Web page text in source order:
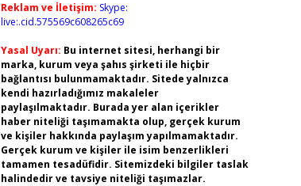
Reklam ve İletişim: Skype:
live:.cid.575569c608265c69
Yasal Uyarı: Bu internet sitesi, herhangi bir
marka, kurum veya şahıs şirketi ile hiçbir
bağlantısı bulunmamaktadır. Sitede yalnızca
kendi hazırladığımız makaleler
paylaşılmaktadır. Burada yer alan içerikler
haber niteliği taşımamakta olup, gerçek kurum
ve kişiler hakkında paylaşım yapılmamaktadır.
Gerçek kurum ve kişiler ile isim benzerlikleri
tamamen tesadüfidir. Sitemizdeki bilgiler taslak
halindedir ve tavsiye niteliği taşımazlar.